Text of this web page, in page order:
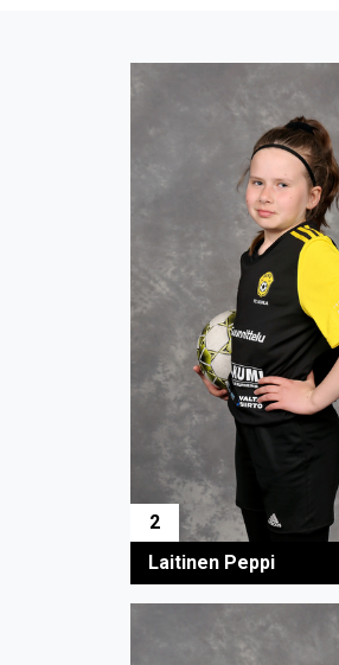
2
Laitinen Peppi